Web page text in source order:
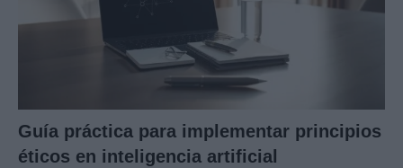
Guía práctica para implementar principios
éticos en inteligencia artificial